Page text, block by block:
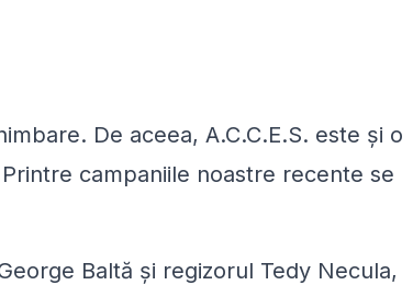
De aceea, A.C.C.E.S. este și o
campaniile noastre recente se
Baltă și regizorul Tedy Necula,